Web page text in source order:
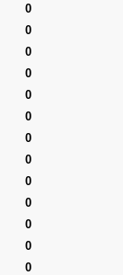
0
0
0
0
0
0
0
0
0
0
0
0
0